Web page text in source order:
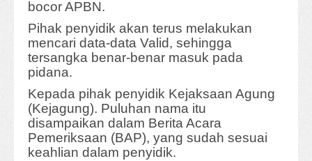
bocor APBN.
Pihak penyidik akan terus melakukan
mencari data-data Valid, sehingga
tersangka benar-benar masuk pada
pidana.
Kepada pihak penyidik Kejaksaan Agung
(Kejagung). Puluhan nama itu
disampaikan dalam Berita Acara
Pemeriksaan (BAP), yang sudah sesuai
keahlian dalam penyidik.